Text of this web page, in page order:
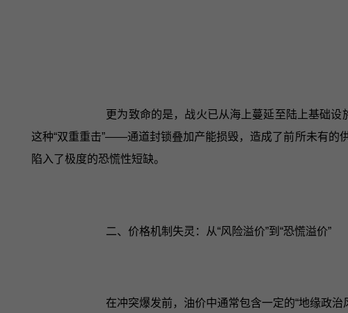
更为致命的是，战火已从海上蔓延至陆上基础
这种“双重重击”——通道封锁叠加产能损毁，造成了前所未有的
陷入了极度的恐慌性短缺。
二、价格机制失灵：从“风险溢价”到“恐慌溢价”
在冲突爆发前，油价中通常包含一定的“地缘政治